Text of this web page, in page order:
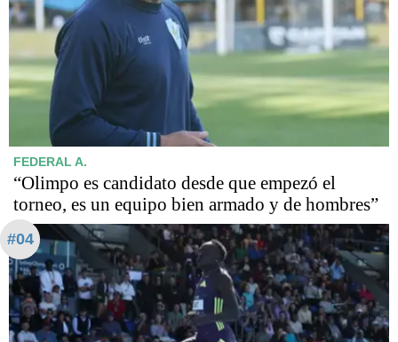
FEDERAL A.
“Olimpo es candidato desde que empezó el
torneo, es un equipo bien armado y de hombres”
#04